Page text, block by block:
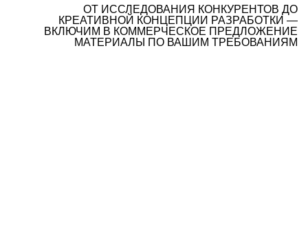
ОТ ИССЛЕДОВАНИЯ КОНКУРЕНТОВ ДО
КРЕАТИВНОЙ КОНЦЕПЦИИ РАЗРАБОТКИ —
ВКЛЮЧИМ В КОММЕРЧЕСКОЕ ПРЕДЛОЖЕНИЕ
МАТЕРИАЛЫ ПО ВАШИМ ТРЕБОВАНИЯМ